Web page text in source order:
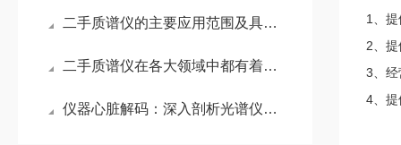
二手质谱仪的主要应用范围及具体场景
二手质谱仪在各大领域中都有着怎样的作用呢？
仪器心脏解码：深入剖析光谱仪中心管的结构优势
1、
2
提
3、经
4 、